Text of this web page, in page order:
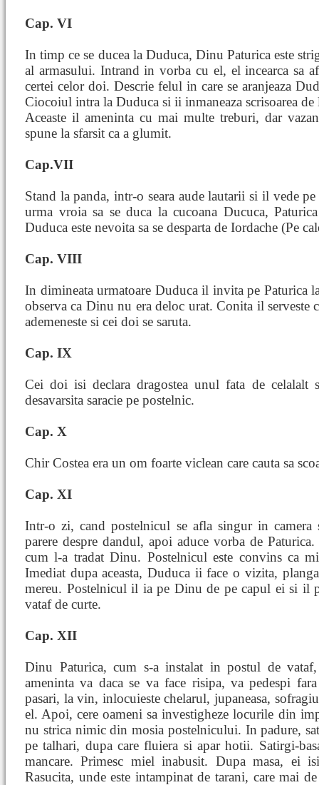
Cap. VI
In timp ce se ducea la Duduca, Dinu Paturica este
al armasului. Intrand in vorba cu el, el incearca sa
certei celor doi. Descrie felul in care se aranjeaza
Ciocoiul intra la Duduca si ii inmaneaza scrisoarea
Aceaste il ameninta cu mai multe treburi, dar
spune la sfarsit ca a glumit.
Cap.VII
Stand la panda, intr-o seara aude lautarii si il vede
urma vroia sa se duca la cucoana Ducuca,
Duduca este nevoita sa se desparta de Iordache (Pe
Cap. VIII
In dimineata urmatoare Duduca il invita pe Paturica
observa ca Dinu nu era deloc urat. Conita il serveste
ademeneste si cei doi se saruta.
Cap. IX
Cei doi isi declara dragostea unul fata de celalalt
desavarsita saracie pe postelnic.
Cap. X
Chir Costea era un om foarte viclean care cauta sa
Cap. XI
Intr-o zi, cand postelnicul se afla singur in
parere despre dandul, apoi aduce vorba de
cum l-a tradat Dinu. Postelnicul este convins ca
Imediat dupa aceasta, Duduca ii face o vizita,
mereu. Postelnicul il ia pe Dinu de pe capul ei si il
vataf de curte.
Cap. XII
Dinu Paturica, cum s-a instalat in postul de
ameninta va daca se va face risipa, va pedespi
pasari, la vin, inlocuieste chelarul, jupaneasa,
el. Apoi, cere oameni sa investigheze locurile din
nu strica nimic din mosia postelnicului. In padure,
pe talhari, dupa care fluiera si apar hotii. Satirgi-
mancare. Primesc miel inabusit. Dupa masa, ei
Rasucita, unde este intampinat de tarani, care mai